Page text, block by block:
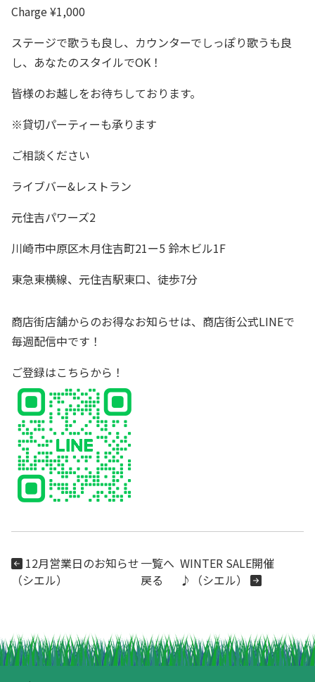
Charge ¥1,000
ステージで歌うも良し、カウンターでしっぽり歌うも良
し、あなたのスタイルでOK！
皆様のお越しをお待ちしております。
※貸切パーティーも承ります
ご相談ください
ライブバー&レストラン
元住吉パワーズ2
川崎市中原区木月住吉町21ー5 鈴木ビル1F
東急東横線、元住吉駅東口、徒歩7分
商店街店舗からのお得なお知らせは、商店街公式LINEで
毎週配信中です！
ご登録はこちらから！
12月営業日のお知らせ
（シエル）
一覧へ
戻る
WINTER SALE開催
♪（シエル）